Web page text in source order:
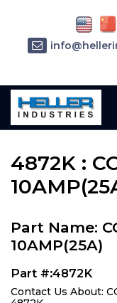
Home»Parts»4872K
4872K :
Part Name:
10AMP(25A)
Part #:4872K
Contact Us About: